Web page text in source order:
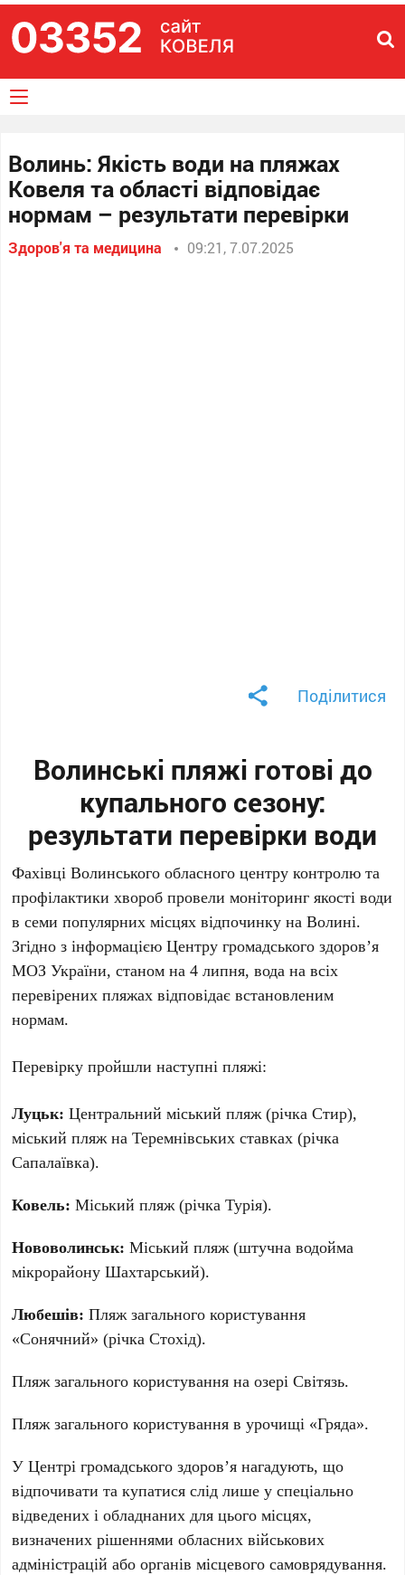
Волинь: Якість води на пляжах
Ковеля та області відповідає
нормам – результати перевірки
Здоров'я та медицина 09:21, 7.07.2025
Поділитися
Волинські пляжі готові до
купального сезону:
результати перевірки води
Фахівці Волинського обласного центру контролю та
профілактики хвороб провели моніторинг якості води
в семи популярних місцях відпочинку на Волині.
Згідно з інформацією Центру громадського здоров’я
МОЗ України, станом на 4 липня, вода на всіх
перевірених пляжах відповідає встановленим
нормам.
Перевірку пройшли наступні пляжі:
Луцьк: Центральний міський пляж (річка Стир),
міський пляж на Теремнівських ставках (річка
Сапалаївка).
Ковель: Міський пляж (річка Турія).
Нововолинськ: Міський пляж (штучна водойма
мікрорайону Шахтарський).
Любешів: Пляж загального користування
«Сонячний» (річка Стохід).
Пляж загального користування на озері Світязь.
Пляж загального користування в урочищі «Гряда».
У Центрі громадського здоров’я нагадують, що
відпочивати та купатися слід лише у спеціально
відведених і обладнаних для цього місцях,
визначених рішеннями обласних військових
адміністрацій або органів місцевого самоврядування.